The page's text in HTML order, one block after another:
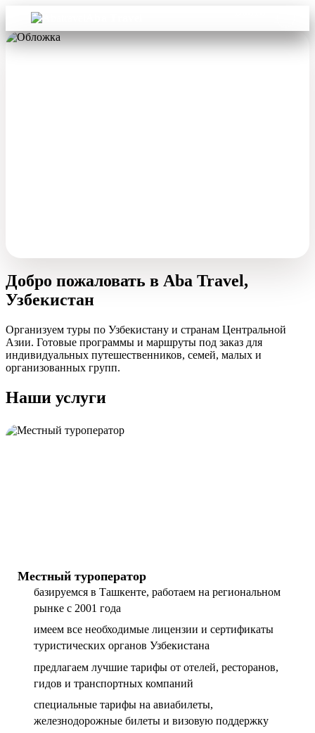
Добро пожаловать в Aba Travel,
Узбекистан
Организуем туры по Узбекистану и странам Центральной
Азии. Готовые программы и маршруты под заказ для
индивидуальных путешественников, семей, малых и
организованных групп.
Наши услуги
Местный туроператор
базируемся в Ташкенте, работаем на региональном
рынке с 2001 года
имеем все необходимые лицензии и сертификаты
туристических органов Узбекистана
предлагаем лучшие тарифы от отелей, ресторанов,
гидов и транспортных компаний
специальные тарифы на авиабилеты,
железнодорожные билеты и визовую поддержку